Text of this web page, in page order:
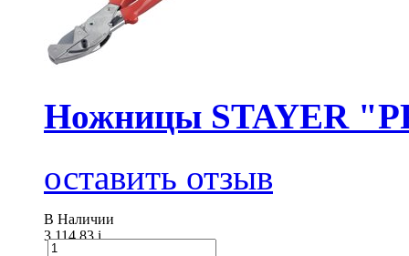
Ножницы STAYER
оставить отзыв
В Наличии
3 114.83i